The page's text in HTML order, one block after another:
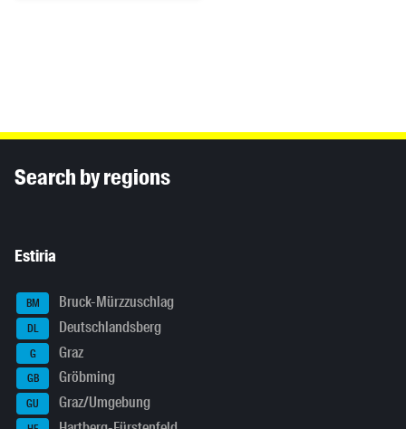
Search by regions
Estiria
BM Bruck-Mürzzuschlag
DL Deutschlandsberg
G Graz
GB Gröbming
GU Graz/Umgebung